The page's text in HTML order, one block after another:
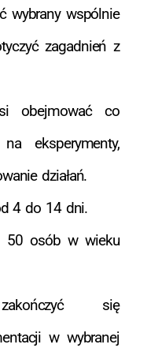
wybrany wspólnie
zagadnień z
obejmować co
eksperymenty,
działań.
4 do 14 dni.
50 osób w wieku
się
w wybranej